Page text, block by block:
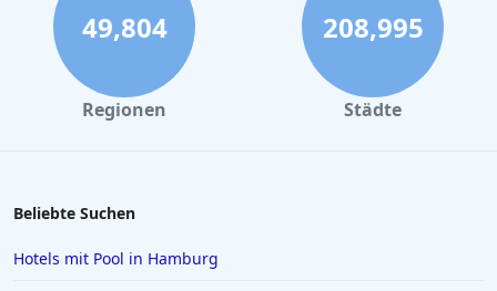
Hotels in Wismar
Hotels in Langeoog
Hotels in Ulm
Hotels in Füssen
49,804
Regionen
208,995
Städte
Beliebte Suchen
Hotels mit Pool in Hamburg